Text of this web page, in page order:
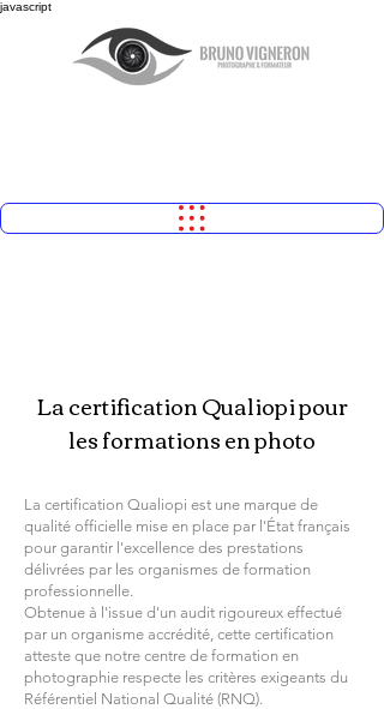
javascript
La certification Qualiopi pour
les formations en photo
La certification Qualiopi est une marque de
qualité officielle mise en place par l'État français
pour garantir l'excellence des prestations
délivrées par les organismes de formation
professionnelle.
Obtenue à l'issue d'un audit rigoureux effectué
par un organisme accrédité, cette certification
atteste que notre centre de formation en
photographie respecte les critères exigeants du
Référentiel National Qualité (RNQ).